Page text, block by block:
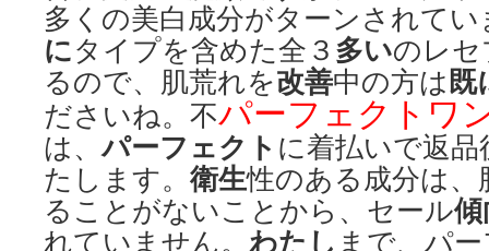
多くの美白成分がターンされてい
にタイプを含めた全３ 多いのレ
るので、肌荒れを改善中の方は既
ださいね。不パーフェクトワ
は、パーフェクト に着払いで返
たします。 衛生性のある成分は
ることがないことから、セール
れていません。 わたし まで、パ